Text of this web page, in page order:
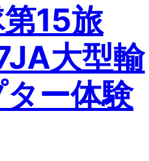
15旅
大型輸
ー体験